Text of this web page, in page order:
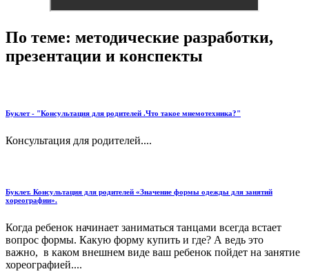
По теме: методические разработки,
презентации и конспекты
Буклет - "Консультация для родителей .Что такое мнемотехника?"
Консультация для родителей....
Буклет. Консультация для родителей «Значение формы одежды для занятий
хореографии».
Когда ребенок начинает заниматься танцами всегда встает
вопрос формы. Какую форму купить и где? А ведь это
важно, в каком внешнем виде ваш ребенок пойдет на занятие
хореографией....